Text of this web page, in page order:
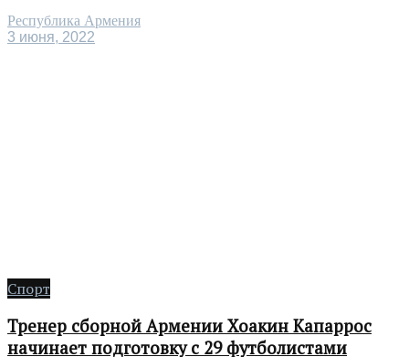
Республика Армения
3 июня, 2022
Спорт
Тренер сборной Армении Хоакин Капаррос
начинает подготовку с 29 футболистами